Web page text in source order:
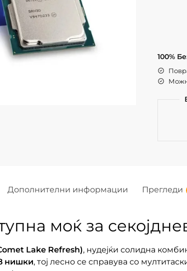
100%
Дополнителни информации Прегледи
моќ за
Lake Refresh), нудејќи солидна
нишки, тој лесно се справува со